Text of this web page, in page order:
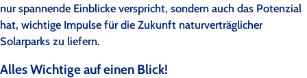
nur spannende Einblicke verspricht, sondern auch das Potenzial
hat, wichtige Impulse für die Zukunft naturverträglicher
Solarparks zu liefern.
Alles Wichtige auf einen Blick!